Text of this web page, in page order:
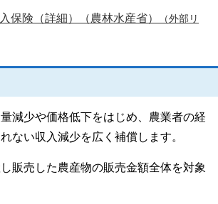
保険（詳細）（農林水産省）
（外部リ
減少や価格低下をはじめ、農業者の経
ない収入減少を広く補償します。
販売した農産物の販売金額全体を対象